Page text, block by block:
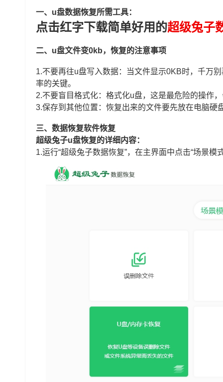
一、u盘数据恢复所需工具：
点击红字下载简单好用的超级兔子
二、u盘文件变0kb，恢复的注意事项
1.不要再往u盘写入数据：当文件显示0KB时，千万
率的关键。
2.不要盲目格式化：格式化u盘，这是最危险的操作
3.保存到其他位置：恢复出来的文件要先放在电脑硬
三、数据恢复软件恢复
超级兔子u盘恢复的详细内容：
1.运行“超级兔子数据恢复”，在主界面中点击“场景